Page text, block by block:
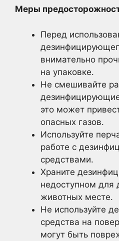
Меры
Перед
внимательно
на упаковке.
Не смешивайте
это может
опасных газов.
Используйте
работе с
средствами.
Храните
недоступном для
животных месте.
Не используйте
средства на
могут быть